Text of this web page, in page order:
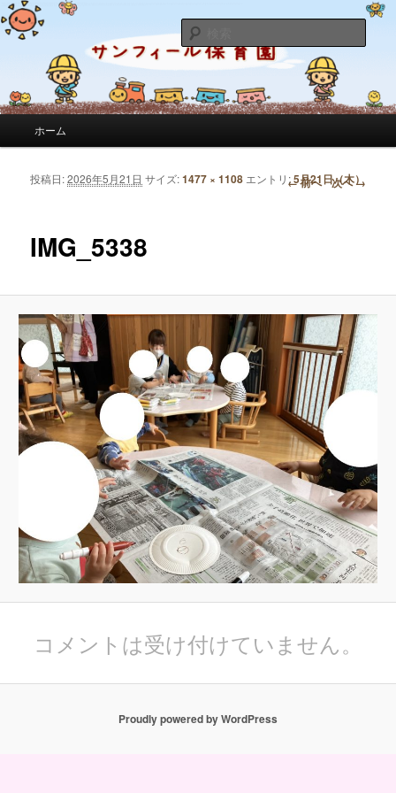
サンフィール保育園のブログ
サンフィール保育園のせんせいのブログです。園の日常を綴っています。
索
メインコンテンツへ移動
サブコンテンツへ移動
ホーム
画像ナビゲーション ← 前へ 次へ →
IMG_5338
投稿日:2026年5月21日 サイズ:1477 × 1108 エントリ:5月21日（木）
コメントは受け付けていません。
Proudly powered by WordPress